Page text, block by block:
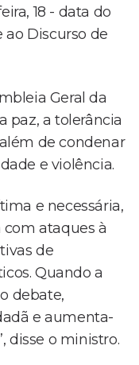
18 - data do
Discurso de
Geral da
paz, a tolerância
de condenar
e violência.
e necessária,
ataques à
de
Quando a
debate,
e aumenta-
disse o ministro.